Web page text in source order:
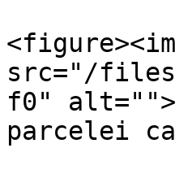
src="/files/
f0"
parcelei